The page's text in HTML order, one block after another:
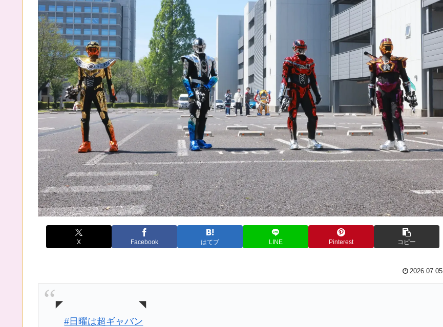
X Facebook はてブ LINE Pinterest コピー
2026.07.05
◤ ◥
#日曜は超ギャバン